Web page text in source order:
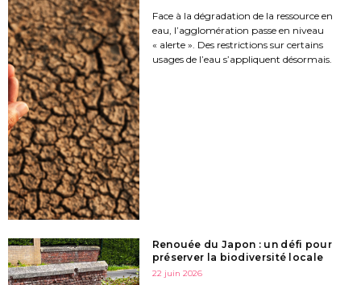
Face à la dégradation de la ressource en
eau, l’agglomération passe en niveau
« alerte ». Des restrictions sur certains
usages de l’eau s’appliquent désormais.
Renouée du Japon : un défi pour
préserver la biodiversité locale
22 juin 2026